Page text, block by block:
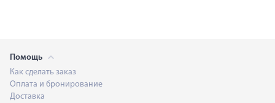
Помощь
Как сделать заказ
Оплата и бронирование
Доставка